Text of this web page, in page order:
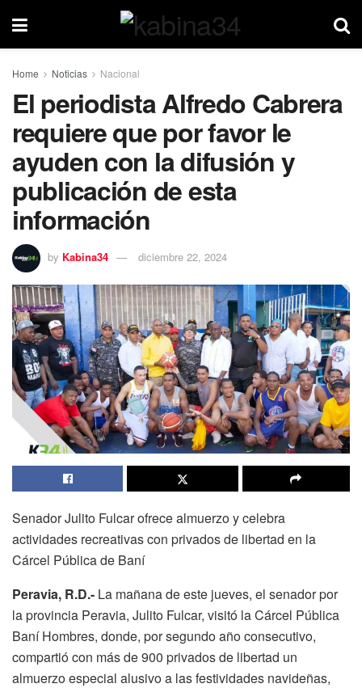
Home Noticias Nacional
El periodista Alfredo Cabrera
requiere que por favor le
ayuden con la difusión y
publicación de esta
información
by Kabina34 diciembre 22, 2024
Senador Julito Fulcar ofrece almuerzo y celebra
actividades recreativas con privados de libertad en la
Cárcel Pública de Baní
Peravia, R.D.- La mañana de este jueves, el senador por
la provincia Peravia, Julito Fulcar, visitó la Cárcel Pública
Baní Hombres, donde, por segundo año consecutivo,
compartió con más de 900 privados de libertad un
almuerzo especial alusivo a las festividades navideñas,